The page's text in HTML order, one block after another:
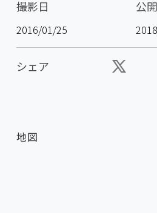
撮影日
2016/01/25
公
シェア
地図